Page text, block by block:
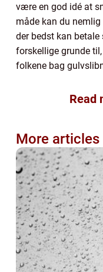
være en god idé at
måde kan du
der bedst kan
forskellige grunde
folkene bag
Read
More articles